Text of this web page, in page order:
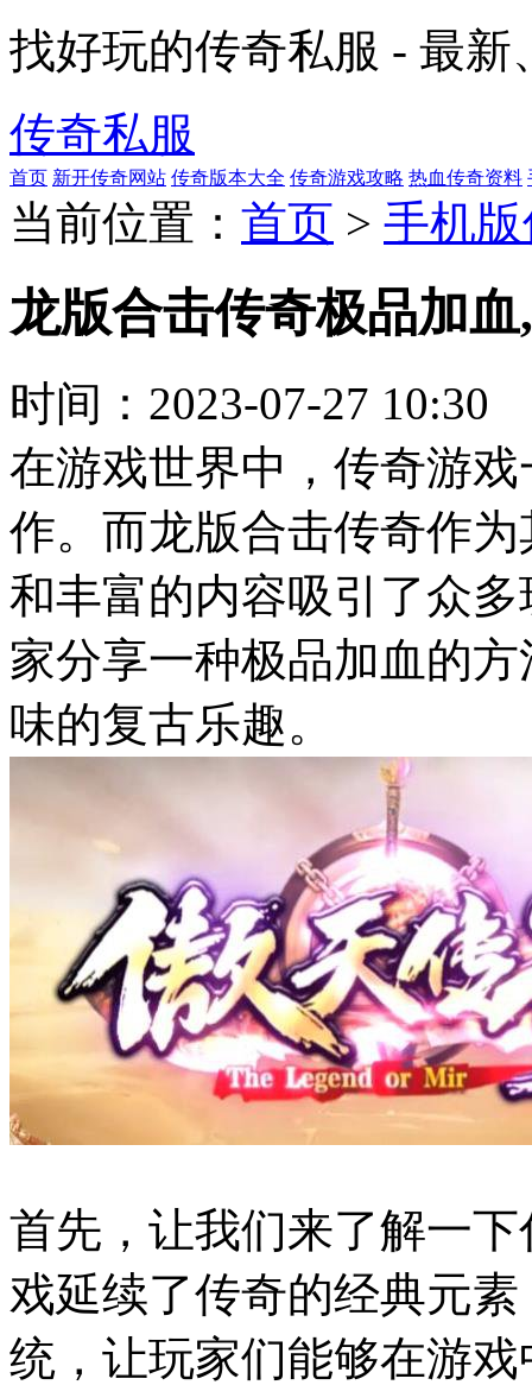
找好玩的传奇私服 - 最
传奇私服
首页 新开传奇网站 传奇版本大全 传奇游戏攻略 热血传奇资料
当前位置： 首页 > 手机
龙版合击传奇极品加
时间： 2023-07-27 10:30
在游戏世界中，传奇游
作。而龙版合击传奇作
和丰富的内容吸引了众
家分享一种极品加血的
味的复古乐趣。
首先，让我们来了解一
戏延续了传奇的经典元
统，让玩家们能够在游